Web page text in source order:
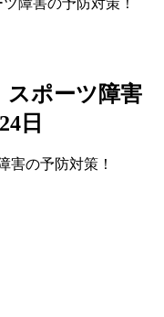
スポーツ障害
日